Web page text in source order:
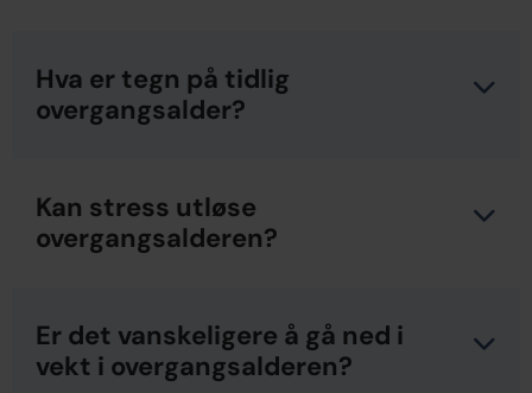
Hva er tegn på tidlig
overgangsalder?
Kan stress utløse
overgangsalderen?
Er det vanskeligere å gå ned i
vekt i overgangsalderen?